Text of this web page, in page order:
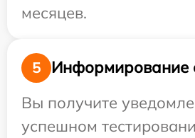
месяцев.
5
Информирование
Вы получите
успешном